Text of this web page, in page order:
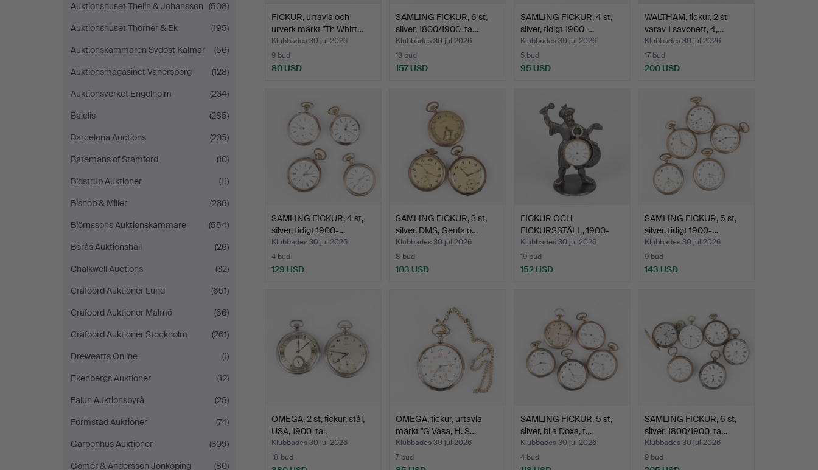
Auktionshuset Thelin & Johansson (508)
Auktionshuset Thörner & Ek
(195)
Auktionskammaren Sydost Kalmar
(66)
Auktionsmagasinet Vänersborg
(128)
Auktionsverket Engelholm
(234)
Balclis
(285)
Barcelona Auctions
(235)
Batemans of Stamford
(10)
Bidstrup Auktioner
(11)
Bishop & Miller
(236)
Björnssons Auktionskammare
(554)
Borås Auktionshall
(26)
Chalkwell Auctions
(32)
Crafoord Auktioner Lund
(691)
Crafoord Auktioner Malmö
(66)
Crafoord Auktioner Stockholm
(261)
Dreweatts Online
(1)
Ekenbergs Auktioner
(12)
Falun Auktionsbyrå
(25)
Formstad Auktioner
(74)
Garpenhus Auktioner
(309)
Gomér & Andersson Jönköping
(80)
FICKUR, urtavla och
urverk märkt "Th Whitt…
Klubbades 30 jul 2026
9 bud
80 USD
SAMLING FICKUR, 6 st,
silver, 1800/1900-ta…
Klubbades 30 jul 2026
13 bud
157 USD
SAMLING FICKUR, 4 st,
silver, tidigt 1900-…
Klubbades 30 jul 2026
5 bud
95 USD
WALTHAM, fickur, 2 st
varav 1 savonett, 4,…
Klubbades 30 jul 2026
17 bud
200 USD
SAMLING FICKUR, 4 st,
silver, tidigt 1900-…
Klubbades 30 jul 2026
4 bud
129 USD
SAMLING FICKUR, 3 st,
silver, DMS, Genfa o…
Klubbades 30 jul 2026
8 bud
103 USD
FICKUR OCH
FICKURSSTÄLL, 1900-
talets först…
Klubbades 30 jul 2026
19 bud
152 USD
SAMLING FICKUR, 5 st,
silver, tidigt 1900-…
Klubbades 30 jul 2026
9 bud
143 USD
OMEGA, 2 st, fickur, stål,
USA, 1900-tal.
Klubbades 30 jul 2026
18 bud
OMEGA, fickur, urtavla
märkt "G Vasa, H. S…
Klubbades 30 jul 2026
7 bud
SAMLING FICKUR, 5 st,
silver, bl a Doxa, t…
Klubbades 30 jul 2026
4 bud
SAMLING FICKUR, 6 st,
silver, 1800/1900-ta…
Klubbades 30 jul 2026
9 bud